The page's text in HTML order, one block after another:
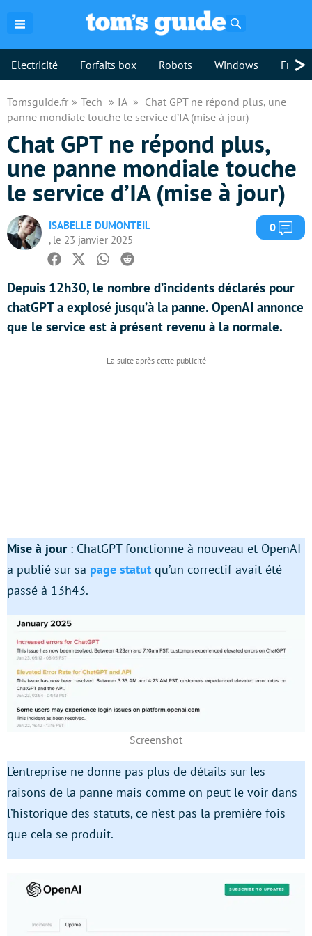
Electricité Forfaits box Robots Windows >
Tomsguide.fr Tech IA
Chat GPT ne répond plus, une
panne mondiale touche le service d’IA (mise à jour)
Chat GPT ne répond plus,
une panne mondiale touche
le service d’IA (mise à jour)
ISABELLE DUMONTEIL
, le 23 janvier 2025
0
Facebook
TwitterWhatsapp
Reddit
Depuis 12h30, le nombre d’incidents déclarés pour
chatGPT a explosé jusqu’à la panne. OpenAI annonce
que le service est à présent revenu à la normale.
Mise à jour: ChatGPT fonctionne à nouveau et OpenAI
a publié sur sa page statut qu’un correctif avait été
passé à 13h43.
Screenshot
L’entreprise ne donne pas plus de détails sur les
raisons de la panne mais comme on peut le voir dans
l’historique des statuts, ce n’est pas la première fois
que cela se produit.